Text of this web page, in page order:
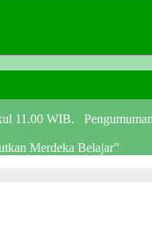
11.00 WIB.
Merdeka Belajar”